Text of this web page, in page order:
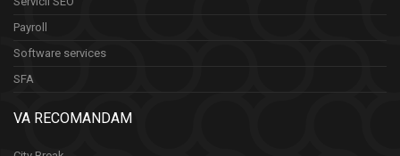
Payroll
Software services
SFA
VA RECOMANDAM